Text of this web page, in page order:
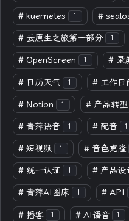
# kuernetes 1 #
# 云原生之旅第一部分 1
# OpenScreen 1 # 录
# 日历天气 1 # 工作日
# Notion 1 # 产品转型
# 青萍语音 1 # 配音 1
# 短视频 1 # 音色克隆
# 统一认证 1 # 产品设
# 青萍AI图床 1 # API
# 播客 1 # AI语音 1